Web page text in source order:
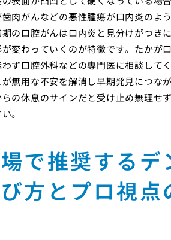
肉がんなどの悪性腫瘍が口内炎のよ
の口腔がんは口内炎と見分けがつき
変わっていくのが特徴です。たかが
ず口腔外科などの専門医に相談して
無用な不安を解消し早期発見につな
の休息のサインだと受け止め無理せ
。
で推奨するデ
方とプロ視点